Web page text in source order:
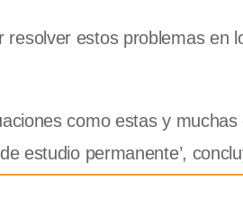
estos problemas en
como estas y
estudio permanente’,